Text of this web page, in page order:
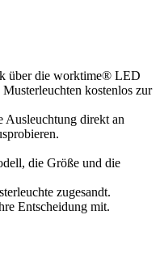
über die worktime® LED
kostenlos zur
Ausleuchtung direkt an
die Größe und die
zugesandt.
Entscheidung mit.